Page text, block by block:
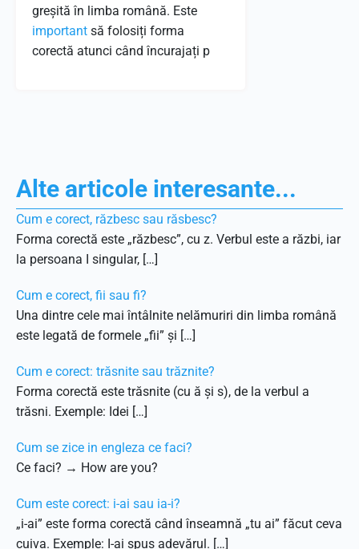
greșită în limba română. Este
important să folosiți forma
corectă atunci când încurajați p
Alte articole interesante...
Cum e corect, răzbesc sau răsbesc?
Forma corectă este „răzbesc”, cu z. Verbul este a răzbi, iar
la persoana I singular, […]
Cum e corect, fii sau fi?
Una dintre cele mai întâlnite nelămuriri din limba română
este legată de formele „fii” și […]
Cum e corect: trăsnite sau trăznite?
Forma corectă este trăsnite (cu ă și s), de la verbul a
trăsni. Exemple: Idei […]
Cum se zice in engleza ce faci?
Ce faci? → How are you?
Cum este corect: i-ai sau ia-i?
„i-ai” este forma corectă când înseamnă „tu ai” făcut ceva
cuiva. Exemple: I-ai spus adevărul. […]